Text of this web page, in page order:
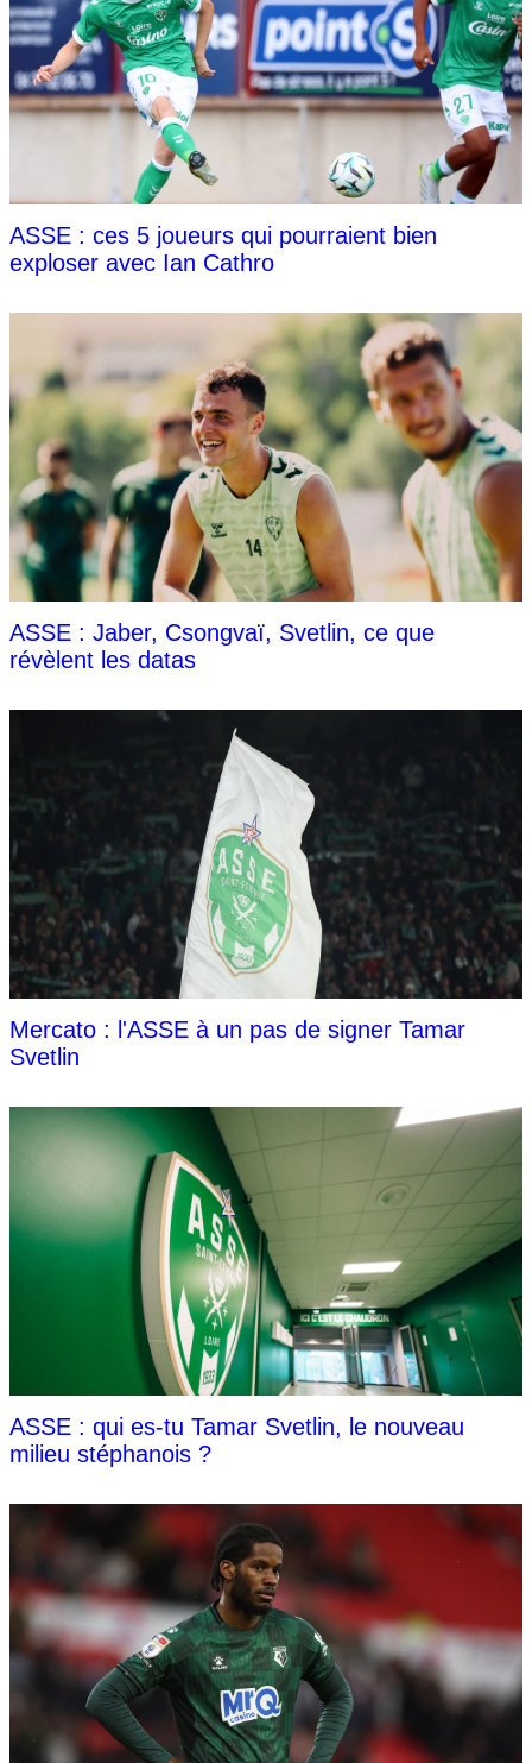
ASSE : ces 5 joueurs qui pourraient bien
exploser avec Ian Cathro
ASSE : Jaber, Csongvaï, Svetlin, ce que
révèlent les datas
Mercato : l'ASSE à un pas de signer Tamar
Svetlin
ASSE : qui es-tu Tamar Svetlin, le nouveau
milieu stéphanois ?